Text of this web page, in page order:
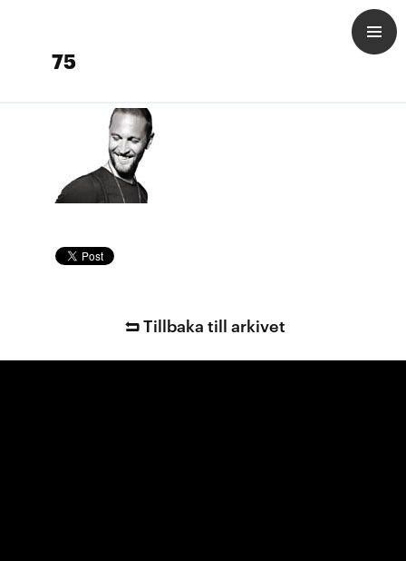
75
Tillbaka till arkivet